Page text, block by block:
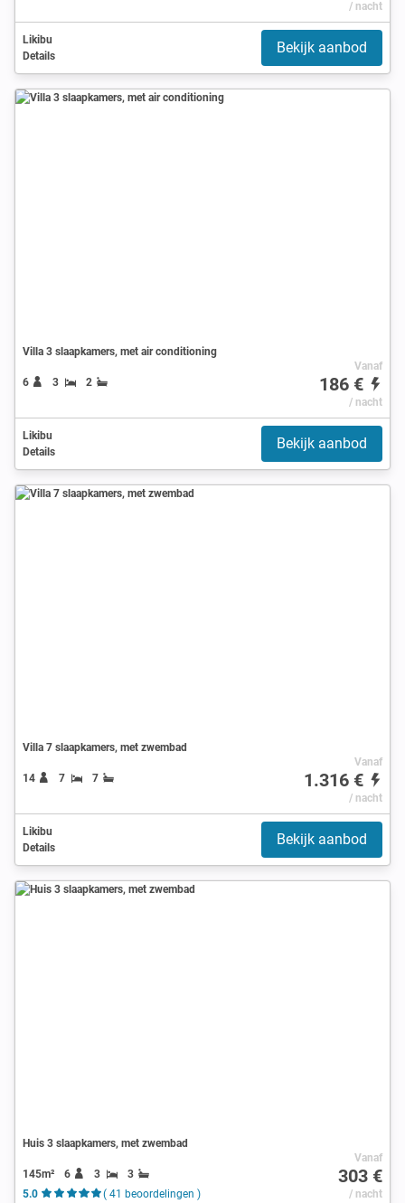
/ nacht
Likibu
Details
Bekijk aanbod
Villa 3 slaapkamers, met air conditioning
6 3 2
Vanaf
186 €
/ nacht
Likibu
Details
Bekijk aanbod
Villa 7 slaapkamers, met zwembad
14 7 7
Vanaf
1.316 €
/ nacht
Likibu
Details
Bekijk aanbod
Huis 3 slaapkamers, met zwembad
145m² 6 3
3
5.0
( 41 beoordelingen )
Vanaf
303 €
/ nacht